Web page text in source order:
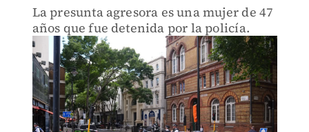
La presunta agresora es una mujer de 47
años que fue detenida por la policía.